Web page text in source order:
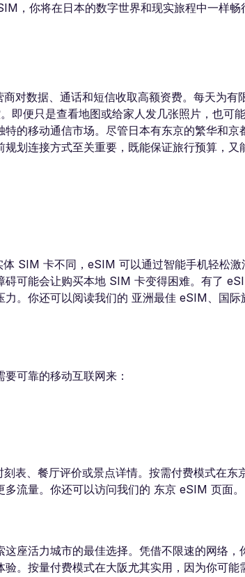
，你将在日本的数字世界和现实旅程中一样畅
对数据、通话和短信收取高额资费。每天为有
即便只是查看地图或给家人发几张照片，也可
的移动通信市场。尽管日本有东京的繁华和京
划连接方式至关重要，既能保证旅行预算，又
SIM 卡不同，eSIM 可以通过智能手机轻松激
可能会让购买本地 SIM 卡变得困难。有了
。你还可以阅读我们的 亚洲最佳 eSIM、国
可靠的移动互联网来：
表、餐厅评价或景点详情。按需付费模式在东
流量。你还可以访问我们的 东京 eSIM 页面。
座活力城市的最佳选择。凭借不限速的网络，
。按量付费模式在大阪尤其实用，因为你可能